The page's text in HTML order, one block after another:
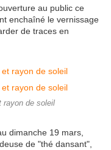
au public ce
enchaîné le vernissage
de traces en
rayon de soleil
dimanche 19 mars,
de "thé dansant",